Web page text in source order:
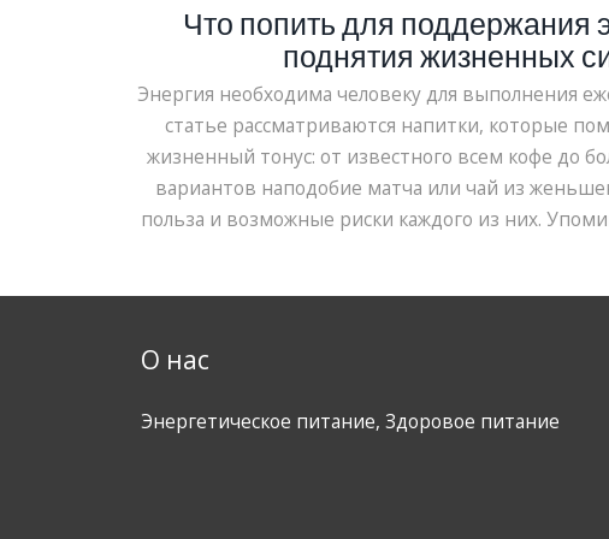
Что попить для поддержания
поднятия жизненных
Энергия необходима человеку для выполнения
статье рассматриваются напитки, которые
жизненный тонус: от известного всем кофе до
вариантов наподобие матча или чай из
польза и возможные риски каждого из них.
О нас
Энергетическое питание, Здоровое питание